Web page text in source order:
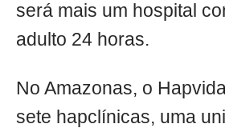
será mais um hospital
adulto 24 horas.
No Amazonas, o
sete hapclínicas, uma